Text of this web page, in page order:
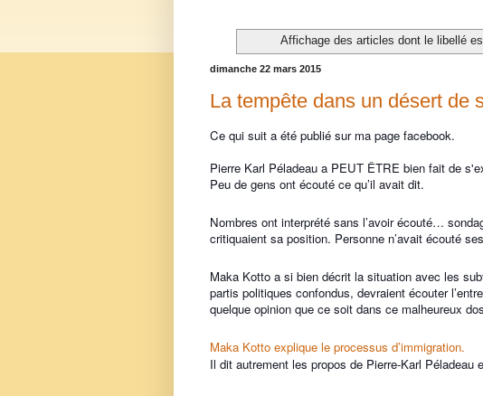
Affichage des articles dont le libellé
dimanche 22 mars 2015
La tempête dans un désert de
Ce qui suit a été publié sur ma page facebook.
Pierre Karl Péladeau a PEUT ÊTRE bien fait de
Peu de gens ont écouté ce qu’il avait dit.
Nombres ont interprété sans l’avoir écouté…
critiquaient sa position. Personne n’avait écouté
Maka Kotto a si bien décrit la situation avec les
partis politiques confondus, devraient écouter
quelque opinion que ce soit dans ce malheureux
Maka Kotto explique le processus d’immigration.
Il dit autrement les propos de Pierre-Karl Péladeau